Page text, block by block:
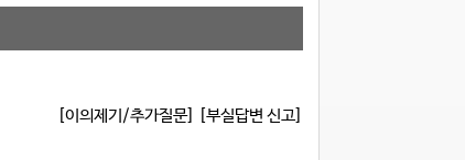
[이의제기/추가질문] [부실답변 신고]